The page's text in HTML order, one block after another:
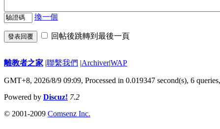
換一個
發表回覆 回帖後跳轉到最後一頁
離教者之家 |聯繫我們 |Archiver|WAP
GMT+8, 2026/8/9 09:09, Processed in 0.019347 second(s), 6
Powered by Discuz! 7.2
© 2001-2009 Comsenz Inc.